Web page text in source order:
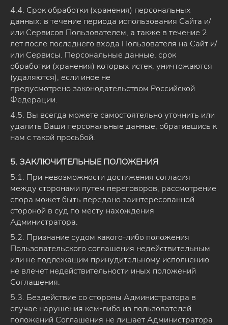
4.4. Срок обработки (хранения) персональных
данных: в течение периода использования Сайта и/
или Сервисов Пользователем, а также в течение 2
лет после последнего входа Пользователя на Сайт и/
или Сервисы. Персональные данные, срок
обработки (хранения) которых истек, уничтожаются
(удаляются), если иное не
предусмотрено законодательством Российской
Федерации.
4.5. Вы всегда можете самостоятельно уточнить или
удалить Ваши персональные данные, обратившись к
нам с такой просьбой.
5. ЗАКЛЮЧИТЕЛЬНЫЕ ПОЛОЖЕНИЯ
5.1. При невозможности достижения согласия
между сторонами путем переговоров, рассмотрение
спора может быть передано заинтересованной
стороной в суд по месту нахождения
Администратора.
5.2. Признание судом какого-либо положения
Пользовательского соглашения недействительным
или не подлежащим принудительному исполнению
не влечет недействительности иных положений
Соглашения.
5.3. Бездействие со стороны Администратора в
случае нарушения кем-либо из пользователей
положений Соглашения не лишает Администратора